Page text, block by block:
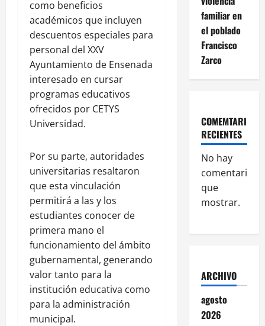
como beneficios
académicos que incluyen
descuentos especiales para
personal del XXV
Ayuntamiento de Ensenada
interesado en cursar
programas educativos
ofrecidos por CETYS
Universidad.
Por su parte, autoridades
universitarias resaltaron
que esta vinculación
permitirá a las y los
estudiantes conocer de
primera mano el
funcionamiento del ámbito
gubernamental, generando
valor tanto para la
institución educativa como
para la administración
municipal.
familiar en
el poblado
Francisco
Zarco
COMEMTARIOS
RECIENTES
No hay
comentarios
que
mostrar.
ARCHIVO
agosto
2026